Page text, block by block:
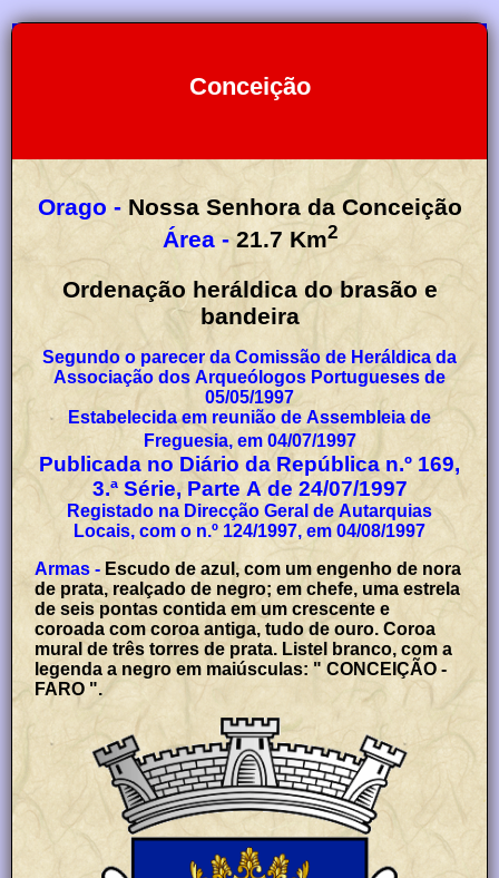
Conceição
Orago - Nossa Senhora da Conceição
Área - 21.7 Km2
Ordenação heráldica do brasão e
bandeira
Segundo o parecer da Comissão de Heráldica da
Associação dos Arqueólogos Portugueses de
05/05/1997
Estabelecida em reunião de Assembleia de
Freguesia, em 04/07/1997
Publicada no Diário da República n.º 169,
3.ª Série, Parte A de 24/07/1997
Registado na Direcção Geral de Autarquias
Locais, com o n.º 124/1997, em 04/08/1997
Armas - Escudo de azul, com um engenho de nora
de prata, realçado de negro; em chefe, uma estrela
de seis pontas contida em um crescente e
coroada com coroa antiga, tudo de ouro. Coroa
mural de três torres de prata. Listel branco, com a
legenda a negro em maiúsculas: " CONCEIÇÃO -
FARO ".